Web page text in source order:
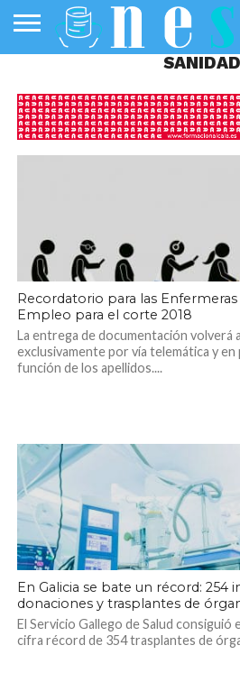
SANIDAD
Recordatorio para las Enfermeras
Empleo para el corte 2018
La entrega de documentación volverá
exclusivamente por vía telemática y en
función de los apellidos....
En Galicia se bate un récord: 254
donaciones y trasplantes de
El Servicio Gallego de Salud consiguió
cifra récord de 354 trasplantes de